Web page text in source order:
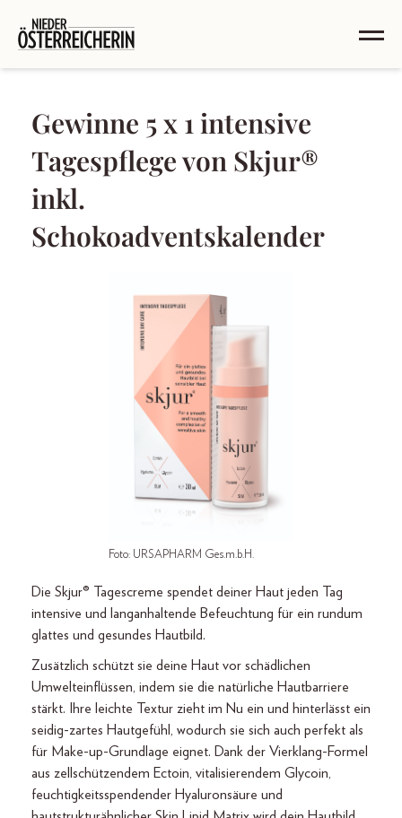
Gewinne 5 x 1 intensive
Tagespflege von Skjur®
inkl.
Schokoadventskalender
Foto: URSAPHARM Ges.m.b.H.
Die Skjur® Tagescreme spendet deiner Haut jeden Tag
intensive und langanhaltende Befeuchtung für ein rundum
glattes und gesundes Hautbild.
Zusätzlich schützt sie deine Haut vor schädlichen
Umwelteinflüssen, indem sie die natürliche Hautbarriere
stärkt. Ihre leichte Textur zieht im Nu ein und hinterlässt ein
seidig-zartes Hautgefühl, wodurch sie sich auch perfekt als
für Make-up-Grundlage eignet. Dank der Vierklang-Formel
aus zellschützendem Ectoin, vitalisierendem Glycoin,
feuchtigkeitsspendender Hyaluronsäure und